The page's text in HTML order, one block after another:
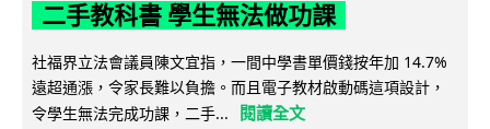
二手教科書 學生無法做功課
社福界立法會議員陳文宜指，一間中學書單價錢按年加 14.7%
遠超通漲，令家長難以負擔。而且電子教材啟動碼這項設計，
令學生無法完成功課，二手...
閱讀全文